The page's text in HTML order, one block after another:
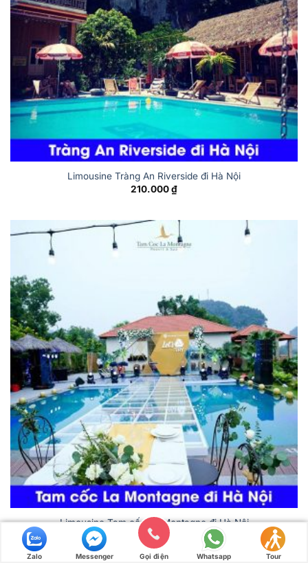
Limousine Tràng An Riverside đi Hà Nội
210.000₫
Limousine Tam cốc La Montagne đi Hà Nội
210.000
Zalo Messenger Gọi điện Whatsapp Tour